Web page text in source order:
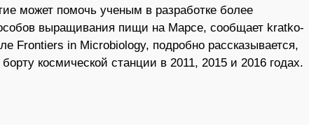
может помочь ученым в разработке более
выращивания пищи на Марсе, сообщает kratko-
Frontiers in Microbiology, подробно рассказывается,
космической станции в 2011, 2015 и 2016 годах.